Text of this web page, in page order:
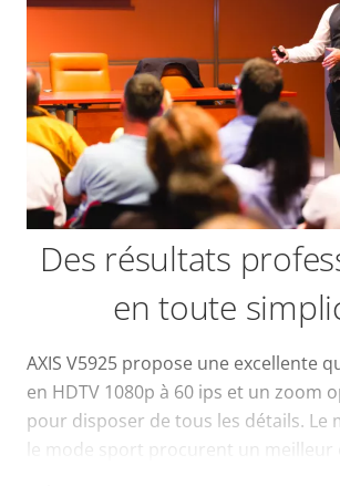
Des résultats
en toute
AXIS V5925 propose une excellente
en HDTV 1080p à 60 ips et un zoom
pour disposer de tous les détails. Le
le mode sport procurent un meilleur